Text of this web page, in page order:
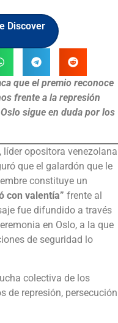
Discover
que el premio reconoce
frente a la represión
sigue en duda por los
, líder opositora venezolana
que el galardón que le
constituye un
con valentía” frente al
fue difundido a través
en Oslo, a la que
de seguridad lo
colectiva de los
de represión, persecución